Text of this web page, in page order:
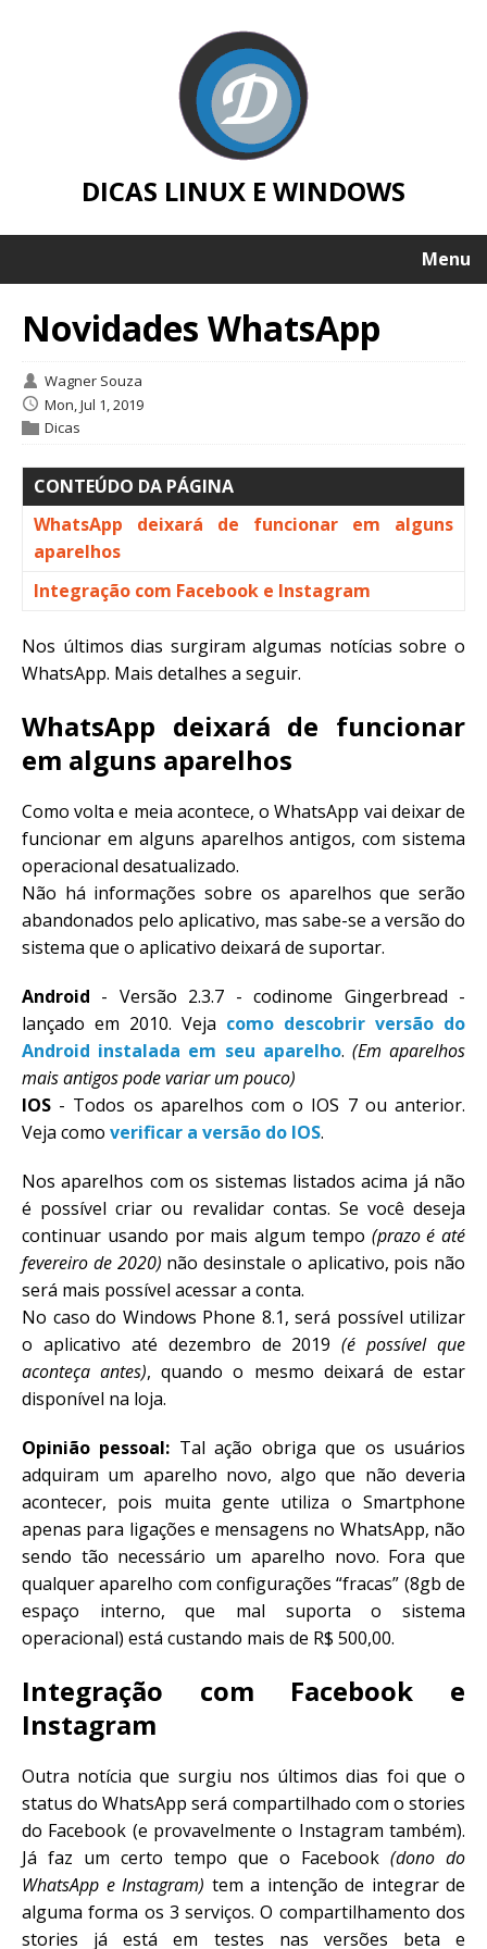
DICAS LINUX E WINDOWS
Menu
Novidades WhatsApp
Wagner Souza
Mon, Jul 1, 2019
Dicas
CONTEÚDO DA PÁGINA
WhatsApp deixará de funcionar em alguns
aparelhos
Integração com Facebook e Instagram
Nos últimos dias surgiram algumas notícias sobre o
WhatsApp. Mais detalhes a seguir.
WhatsApp deixará de funcionar
em alguns aparelhos
Como volta e meia acontece, o WhatsApp vai deixar de
funcionar em alguns aparelhos antigos, com sistema
operacional desatualizado.
Não há informações sobre os aparelhos que serão
abandonados pelo aplicativo, mas sabe-se a versão do
sistema que o aplicativo deixará de suportar.
Android - Versão 2.3.7 - codinome Gingerbread -
lançado em 2010. Veja como descobrir versão do
Android instalada em seu aparelho. (Em aparelhos
mais antigos pode variar um pouco)
IOS - Todos os aparelhos com o IOS 7 ou anterior.
Veja como verificar a versão do IOS.
Nos aparelhos com os sistemas listados acima já não
é possível criar ou revalidar contas. Se você deseja
continuar usando por mais algum tempo (prazo é até
fevereiro de 2020) não desinstale o aplicativo, pois não
será mais possível acessar a conta.
No caso do Windows Phone 8.1, será possível utilizar
o aplicativo até dezembro de 2019(é possível que
aconteça antes), quando o mesmo deixará de estar
disponível na loja.
Opinião pessoal: Tal ação obriga que os usuários
adquiram um aparelho novo, algo que não deveria
acontecer, pois muita gente utiliza o Smartphone
apenas para ligações e mensagens no WhatsApp, não
sendo tão necessário um aparelho novo. Fora que
qualquer aparelho com configurações “fracas” (8gb de
espaço interno, que mal suporta o sistema
operacional) está custando mais de R$ 500,00.
Integração com Facebook e
Instagram
Outra notícia que surgiu nos últimos dias foi que o
status do WhatsApp será compartilhado com o stories
do Facebook (e provavelmente o Instagram também).
Já faz um certo tempo que o Facebook (dono do
WhatsApp e Instagram) tem a intenção de integrar de
alguma forma os 3 serviços. O compartilhamento dos
stories já está em testes nas versões beta e